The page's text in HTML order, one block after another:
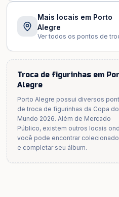
Mais locais em Porto
Alegre
Ver todos os pontos de
Troca de figurinhas em
Alegre
Porto Alegre possui diversos
de troca de figurinhas da Copa do
Mundo 2026. Além de Mercado
Público, existem outros locais
você pode encontrar
e completar seu álbum.